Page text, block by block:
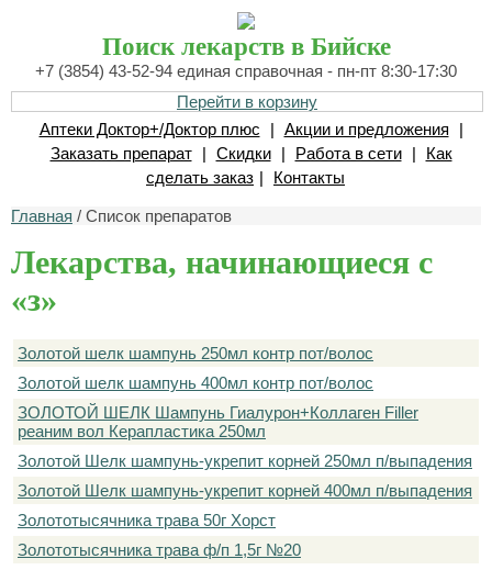
Поиск лекарств в Бийске
+7 (3854) 43-52-94 единая справочная - пн-пт 8:30-17:30
Перейти в корзину
Аптеки Доктор+/Доктор плюс
| Акции и предложения
|
Заказать препарат
| Скидки | Работа в сети |
Как
сделать заказ | Контакты
Главная / Список препаратов
Лекарства, начинающиеся с
«з»
Золотой шелк шампунь 250мл контр пот/волос
Золотой шелк шампунь 400мл контр пот/волос
ЗОЛОТОЙ ШЕЛК Шампунь Гиалурон+Коллаген Filler
реаним вол Керапластика 250мл
Золотой Шелк шампунь-укрепит корней 250мл п/выпадения
Золотой Шелк шампунь-укрепит корней 400мл п/выпадения
Золототысячника трава 50г Хорст
Золототысячника трава ф/п 1,5г №20